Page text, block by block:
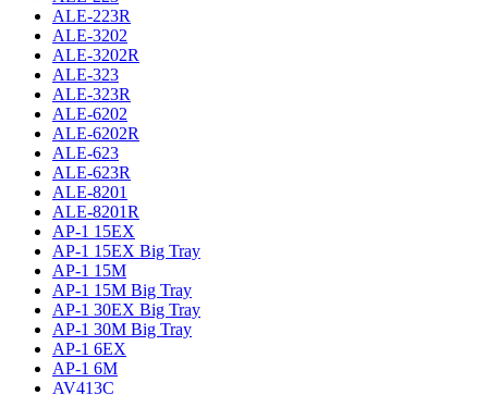
ALE-223R
ALE-3202
ALE-3202R
ALE-323
ALE-323R
ALE-6202
ALE-6202R
ALE-623
ALE-623R
ALE-8201
ALE-8201R
AP-1 15EX
AP-1 15EX Big Tray
AP-1 15M
AP-1 15M Big Tray
AP-1 30EX Big Tray
AP-1 30M Big Tray
AP-1 6EX
AP-1 6M
AV413C